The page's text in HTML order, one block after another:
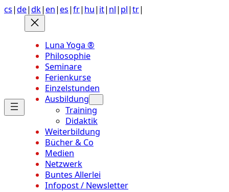
Anchor
Zum
Inhalt
springen
cs|de|dk| en| es|fr| hu| it| nl| pl|tr|
Luna Yoga ®
Philosophie
Seminare
Ferienkurse
Einzelstunden
Ausbildung
Training
Didaktik
Weiterbildung
Bücher & Co
Medien
Netzwerk
Buntes Allerlei
Infopost / Newsletter